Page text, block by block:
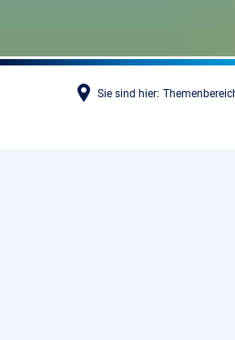
Sie sind hier: